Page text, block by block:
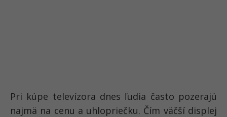
Pri kúpe televízora dnes ľudia často pozerajú
najmä na cenu a uhlopriečku. Čím väčší displej